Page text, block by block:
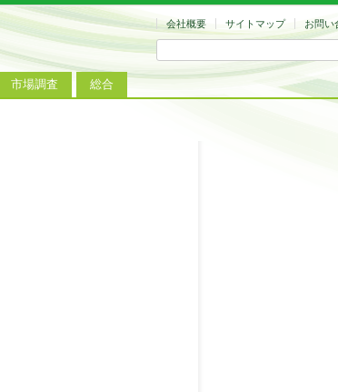
会社概要 サイトマップ お問い
市場調査 総合